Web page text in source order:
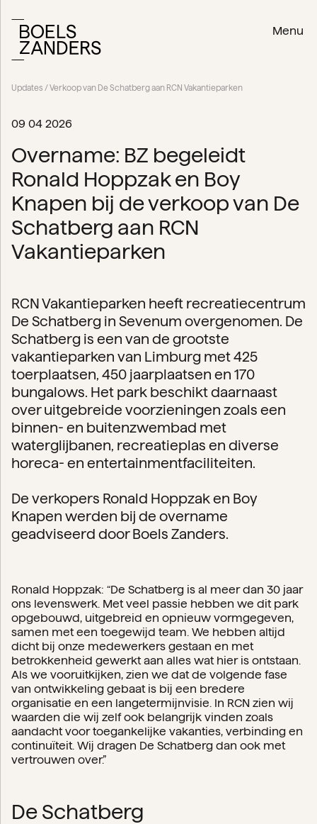
Menu
Updates / Verkoop van De Schatberg aan RCN Vakantieparken
09 04 2026
Overname: BZ begeleidt
Ronald Hoppzak en Boy
Knapen bij de verkoop van De
Schatberg aan RCN
Vakantieparken
RCN Vakantieparken heeft recreatiecentrum
De Schatberg in Sevenum overgenomen. De
Schatberg is een van de grootste
vakantieparken van Limburg met 425
toerplaatsen, 450 jaarplaatsen en 170
bungalows. Het park beschikt daarnaast
over uitgebreide voorzieningen zoals een
binnen- en buitenzwembad met
waterglijbanen, recreatieplas en diverse
horeca- en entertainmentfaciliteiten.
De verkopers Ronald Hoppzak en Boy
Knapen werden bij de overname
geadviseerd door Boels Zanders.
Ronald Hoppzak: “De Schatberg is al meer dan 30 jaar
ons levenswerk. Met veel passie hebben we dit park
opgebouwd, uitgebreid en opnieuw vormgegeven,
samen met een toegewijd team. We hebben altijd
dicht bij onze medewerkers gestaan en met
betrokkenheid gewerkt aan alles wat hier is ontstaan.
Als we vooruitkijken, zien we dat de volgende fase
van ontwikkeling gebaat is bij een bredere
organisatie en een langetermijnvisie. In RCN zien wij
waarden die wij zelf ook belangrijk vinden zoals
aandacht voor toegankelijke vakanties, verbinding en
continuïteit. Wij dragen De Schatberg dan ook met
vertrouwen over.”
De Schatberg